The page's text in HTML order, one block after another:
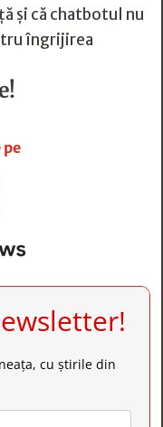
şi că chatbotul nu
îngrijirea
cu știrile din